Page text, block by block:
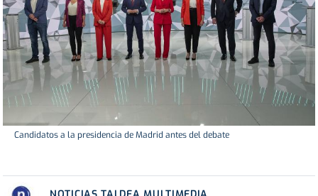
Candidatos a la presidencia de Madrid antes del debate